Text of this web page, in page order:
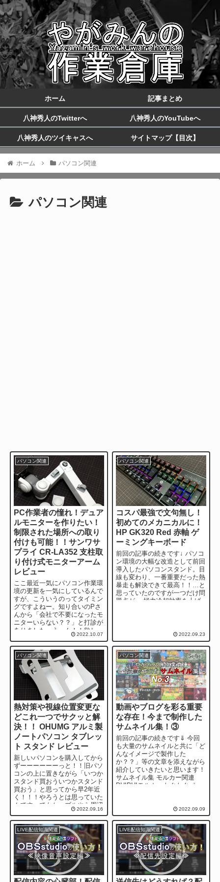
ホーム 記事まとめ
八神秀人のTwitterへ 八神秀人のYouTubeへ
八神秀人のツイキャスへ サイトマップ【目次】
ホーム パソコン関連
パソコン関連
パソコン関連
PC作業者の憧れ！デュア
ルモニターを作りたい！
制限された場所への取り
付けも可能！！サンワサ
プライ CR-LA352 支柱取
り付け式モニターアーム
レビュー
ここ最近一気にパソコン作業環
境の更新を一気にしているんで
すが、こういうのってタイミン
グですよねー。知り合いのPさ
んから「会社で不要になったモ
ニターいらない？？」と打診が
ありました。うーん！！欲し
い。すごーく。欲しい。 ずい
ぶん昔には...
2022.10.07
パソコン関連
コスパ最強で文句無し！
初めてのメカニカルに！
HP GK320 Red 赤軸 ゲ
ーミングキーボード
前回の記事の続きです↓ パソコ
ン環境の大幅な改造として前回
導入したパソコンスタンド。目
線も変わり、一番重要だった熱
暴走も解決できて最高！！…と
思っていたのですが一つだけ問
題点が。 極力冷却効率を上げ
2022.09.23
パソコン関連
熱対策や視線位置変更な
どこれ一つでサクッと解
決！！ OHUMG アルミ製
ノートパソコン タブレッ
ト スタンド レビュー
新しいパソコンを購入してから
ずーーーーーーっと！！旧パソ
コンの上に置きながら「いつか
スタンド買おういつかスタンド
買おう」と思ってから早2年近
く！！！やろうとは思っていた
んです。でもケーブルやら周辺
機器やらと他のを買い揃えてい
ったらつい、ね...
2022.09.16
パソコン関連
動画やブログを彩る重要
な存在！今まで制作した
サムネイル集！③
前回の記事の続きです⇓ 今回
も大量のサムネイルと共に「ど
んなイメージで製作した
か？？」等の文章を添えながら
紹介していきたいと思います！
サムネイル集 モルカー関連
PUIPUIモルカーもぐもぐパー
2022.09.09
LIVE配信知識関連 LIVE配信知識関連